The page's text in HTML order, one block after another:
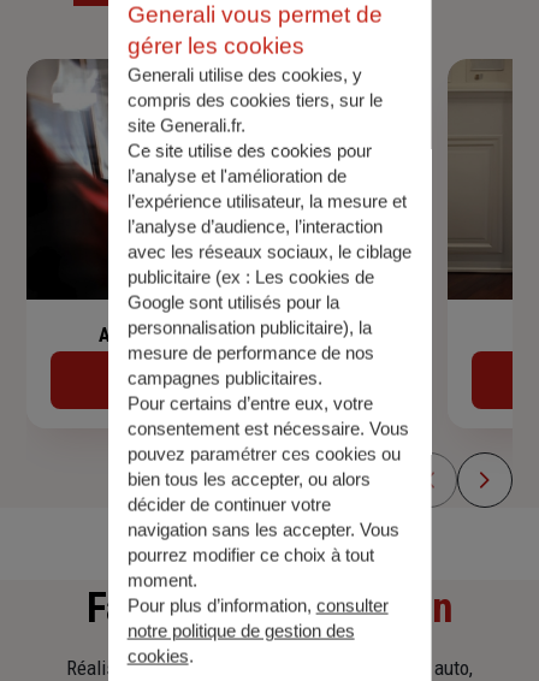
Assurance de prêt immobilier
Découvrir
Faitesune simulation
Réalisez une simulation tarifaire d'assurance, auto,
Generali vous permet de
gérer les cookies
Generali utilise des cookies, y
compris des cookies tiers, sur le
site Generali.fr.
Ce site utilise des cookies pour
l’analyse et l'amélioration de
l’expérience utilisateur, la mesure et
l’analyse d’audience, l’interaction
avec les réseaux sociaux, le ciblage
publicitaire (ex : Les cookies de
Google sont utilisés pour la
personnalisation publicitaire), la
mesure de performance de nos
campagnes publicitaires.
Pour certains d’entre eux, votre
consentement est nécessaire. Vous
pouvez paramétrer ces cookies ou
bien tous les accepter, ou alors
décider de continuer votre
navigation sans les accepter. Vous
pourrez modifier ce choix à tout
moment.
Pour plus d’information, consulter
notre politique de gestion des
cookies.